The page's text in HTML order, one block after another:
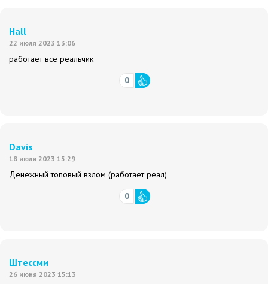
Hall
22 июля 2023 13:06
работает всё реальчик
0
Davis
18 июля 2023 15:29
Денежный топовый взлом (работает реал)
0
Штессми
26 июня 2023 15:13